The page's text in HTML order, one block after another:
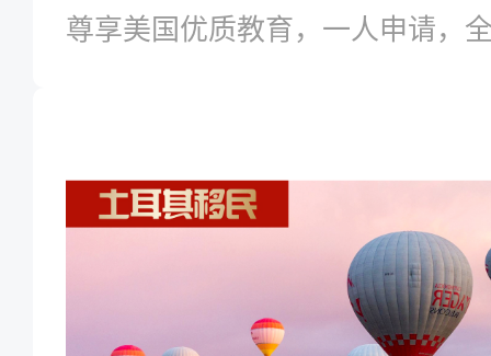
尊享美国优质教育，一人申请，